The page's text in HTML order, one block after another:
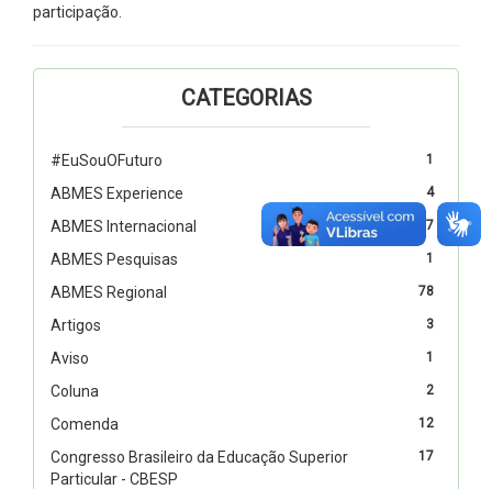
participação.
CATEGORIAS
1
#EuSouOFuturo
4
ABMES Experience
67
ABMES Internacional
1
ABMES Pesquisas
78
ABMES Regional
3
Artigos
1
Aviso
2
Coluna
12
Comenda
17
Congresso Brasileiro da Educação Superior
Particular - CBESP